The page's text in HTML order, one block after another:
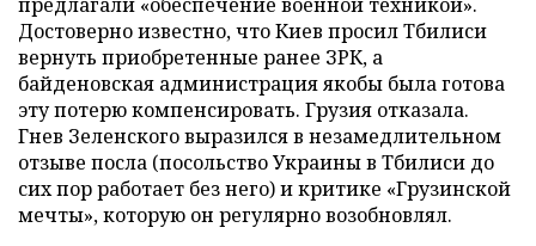
Достоверно известно, что Киев просил Тбилиси
вернуть приобретенные ранее ЗРК, а
байденовская администрация якобы была готова
эту потерю компенсировать. Грузия отказала.
Гнев Зеленского выразился в незамедлительном
отзыве посла (посольство Украины в Тбилиси до
сих пор работает без него) и критике «Грузинской
мечты», которую он регулярно возобновлял.